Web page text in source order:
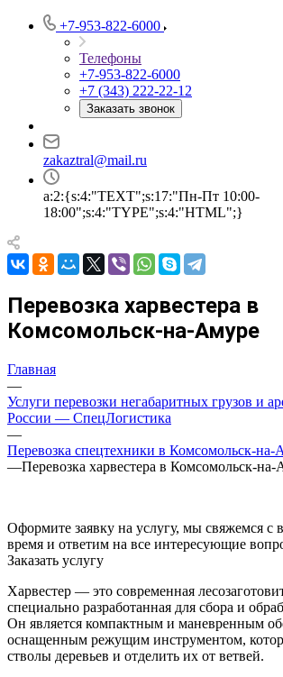
+7-953-822-6000
Телефоны
+7-953-822-6000
+7 (343) 222-22-12
Заказать звонок
zakaztral@mail.ru
a:2:{s:4:"TEXT";s:17:"Пн-Пт 10:00-
18:00";s:4:"TYPE";s:4:"HTML";}
Перевозка харвестера в
Комсомольск-на-Амуре
Главная
—
Услуги перевозки негабаритных грузов и
России — СпецЛогистика
—
Перевозка спецтехники в Комсомольск-на-
—Перевозка харвестера в Комсомольск-
Оформите заявку на услугу, мы свяжемся с
время и ответим на все интересующие
Заказать услугу
Харвестер — это современная
специально разработанная для сбора и
Он является компактным и маневренным
оснащенным режущим инструментом,
стволы деревьев и отделить их от ветвей.